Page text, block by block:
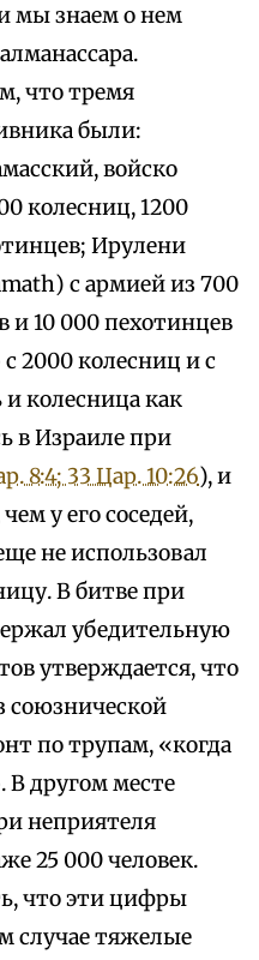
мы знаем о нем
что тремя
были:
войско
колесниц, 1200
Ирулени
с армией из 700
и 10 000 пехотинцев
2000 колесниц и с
колесница как
в Израиле при
8:4; 33 Цар. 10:26), и
у его соседей,
не использовал
В битве при
убедительную
утверждается, что
союзнической
по трупам, «когда
В другом месте
неприятеля
25 000 человек.
что эти цифры
случае тяжелые